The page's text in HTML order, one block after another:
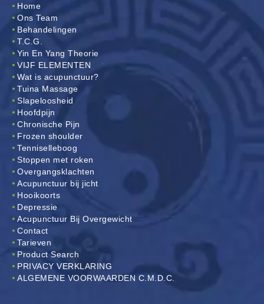
Home
Ons Team
Behandelingen
T.C.G.
Yin En Yang Theorie
VIJF ELEMENTEN
Wat is acupunctuur?
Tuina Massage
Slapeloosheid
Hoofdpijn
Chronische Pijn
Frozen shoulder
Tenniselleboog
Stoppen met roken
Overgangsklachten
Acupunctuur bij jicht
Hooikoorts
Depressie
Acupunctuur Bij Overgewicht
Contact
Tarieven
Product Search
PRIVACY VERKLARING
ALGEMENE VOORWAARDEN C.M.D.C.